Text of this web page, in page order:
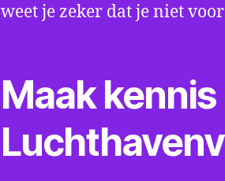
weet je zeker dat je niet
Maak